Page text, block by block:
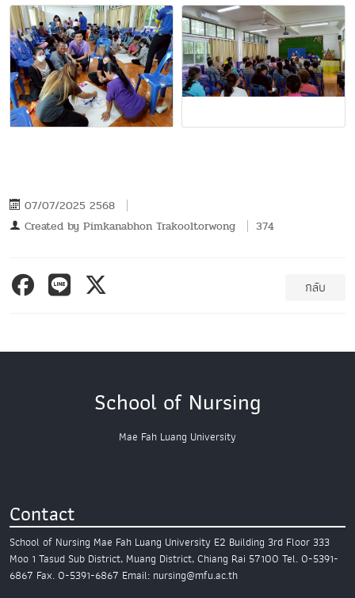
07/07/2025 2568
Created by Pimkanabhon Trakooltorwong 374
กลับ
School of Nursing
Mae Fah Luang University
Contact
School of Nursing Mae Fah Luang University E2 Building 3rd Floor 333
Moo 1 Tasud Sub District, Muang District, Chiang Rai 57100 Tel. 0-5391-
6867 Fax. 0-5391-6867 Email: nursing@mfu.ac.th